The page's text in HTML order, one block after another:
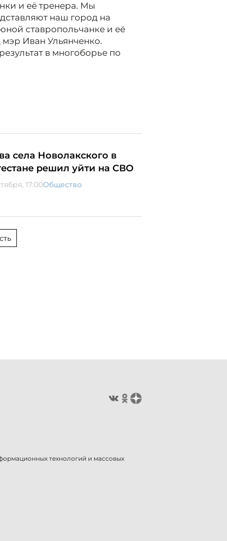
и её тренера. Мы
наш город на
ставропольчанке и её
Иван Ульянченко.
в многоборье по
села Новолакского в
решил уйти на СВО
17:00Общество
технологий и массовых